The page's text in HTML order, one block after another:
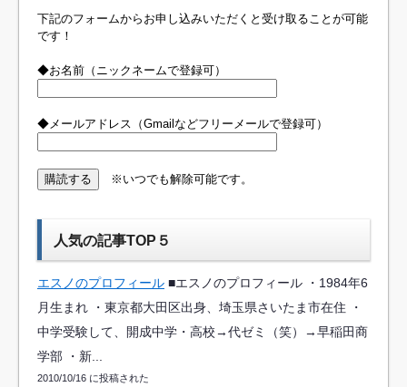
下記のフォームからお申し込みいただくと受け取ることが可能
です！
◆お名前（ニックネームで登録可）
◆メールアドレス（Gmailなどフリーメールで登録可）
※いつでも解除可能です。
人気の記事TOP５
エスノのプロフィール ■エスノのプロフィール ・1984年6
月生まれ ・東京都大田区出身、埼玉県さいたま市在住 ・
中学受験して、開成中学・高校→代ゼミ（笑）→早稲田商
学部 ・新...
2010/10/16 に投稿された